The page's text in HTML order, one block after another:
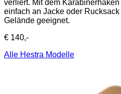
verliert. Mit dem Karabinerhaken
einfach an Jacke oder
Gelände geeignet.
€ 140,-
Alle Hestra Modelle